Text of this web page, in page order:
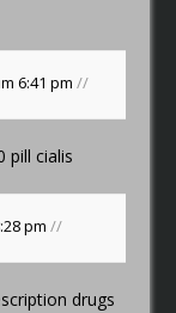
6:41 pm//
pill cialis
pm//
drugs